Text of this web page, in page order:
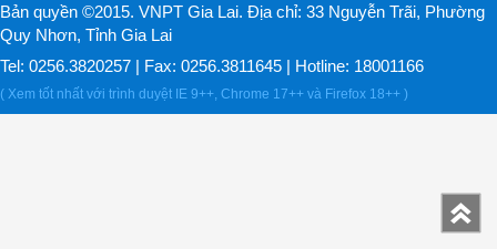
Bản quyền ©2015. VNPT Gia Lai. Địa chỉ: 33 Nguyễn Trãi, Phường
Quy Nhơn, Tỉnh Gia Lai
Tel: 0256.3820257 | Fax: 0256.3811645 | Hotline: 18001166
( Xem tốt nhất với trình duyệt IE 9++, Chrome 17++ và Firefox 18++ )